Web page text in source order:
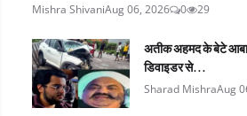
Mishra ShivaniAug 06, 2026 0 29
अतीक अहमद के बेटे
डिवाइडर से...
Sharad MishraAug